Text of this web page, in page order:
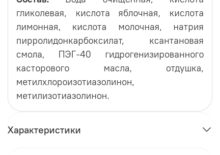
гликолевая, кислота яблочная, кислота
лимонная, кислота молочная, натрия
пирролидонкарбоксилат, ксантановая
смола, ПЭГ-40 гидрогенизированного
касторового масла, отдушка,
метилхлороизотиазолинон,
метилизотиазолинон.
Характеристики